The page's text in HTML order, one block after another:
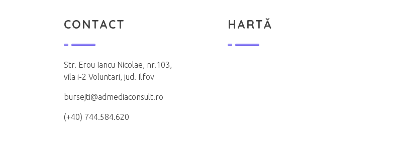
CONTACT
Str. Erou Iancu Nicolae, nr.103,
vila i-2 Voluntari, jud. Ilfov
bursejti@admediaconsult.ro
(+40) 744.584.620
HARTĂ